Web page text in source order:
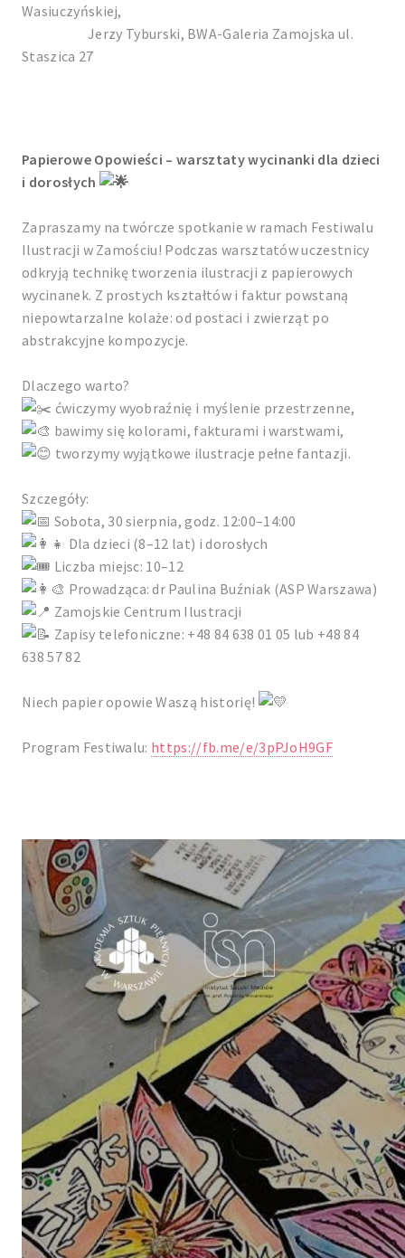
Wasiuczyńskiej,
Jerzy Tyburski, BWA-Galeria Zamojska ul.
Staszica 27
Papierowe Opowieści – warsztaty wycinanki dla dzieci
i dorosłych
Zapraszamy na twórcze spotkanie w ramach Festiwalu
Ilustracji w Zamościu! Podczas warsztatów uczestnicy
odkryją technikę tworzenia ilustracji z papierowych
wycinanek. Z prostych kształtów i faktur powstaną
niepowtarzalne kolaże: od postaci i zwierząt po
abstrakcyjne kompozycje.
Dlaczego warto?
ćwiczymy wyobraźnię i myślenie przestrzenne,
bawimy się kolorami, fakturami i warstwami,
tworzymy wyjątkowe ilustracje pełne fantazji.
Szczegóły:
Sobota, 30 sierpnia, godz. 12:00–14:00
Dla dzieci (8–12 lat) i dorosłych
Liczba miejsc: 10–12
Prowadząca: dr Paulina Buźniak (ASP Warszawa)
Zamojskie Centrum Ilustracji
Zapisy telefoniczne: +48 84 638 01 05 lub +48 84
638 57 82
Niech papier opowie Waszą historię!
Program Festiwalu: https://fb.me/e/3pPJoH9GF